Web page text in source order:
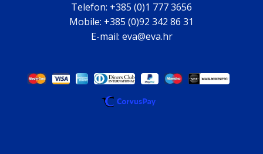
Telefon: +385 (0)1 777 3656
Mobile: +385 (0)92 342 86 31
E-mail: eva@eva.hr